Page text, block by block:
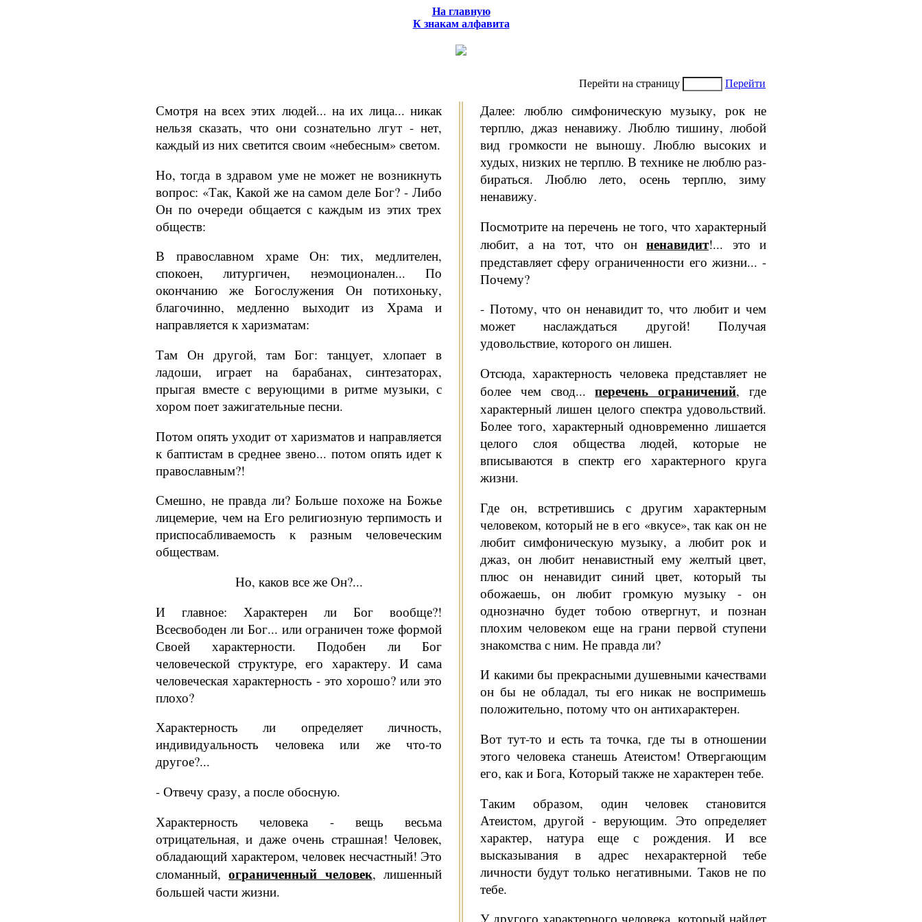
На главную
К знакам алфавита
Перейти на страницу Перейти
Смотря на всех этих людей... на их ли­ца... никак
нельзя сказать, что они соз­нательно лгут - нет,
каждый из них све­тится своим «небесным» светом.
Но, тогда в здравом уме не может не возникнуть
вопрос: «Так, Какой же на самом деле Бог? - Либо
Он по очереди общается с каждым из этих трех
об­ществ:
В православном храме Он: тих, медли­телен,
спокоен, литургичен, неэмоциона­лен... По
окончанию же Богослужения Он потихоньку,
благочинно, медленно выходит из Храма и
направляется к харизматам:
Там Он другой, там Бог: танцует, хло­пает в
ладоши, играет на барабанах, синтезаторах,
прыгая вместе с верующи­ми в ритме музыки, с
хором поет за­жигательные песни.
Потом опять уходит от харизматов и направляется
к баптистам в среднее звено... потом опять идет к
православ­ным?!
Смешно, не правда ли? Больше похоже на Божье
лицемерие, чем на Его ре­лигиозную терпимость и
приспосабли­ваемость к разным человеческим
общес­твам.
Но, каков все же Он?...
И главное: Характерен ли Бог вооб­ще?!
Всесвободен ли Бог... или ограни­чен тоже формой
Своей характерности. Подобен ли Бог
человеческой структуре, его характеру. И сама
человеческая ха­рактерность - это хорошо? или это
плохо?
Характерность ли определяет лич­ность,
индивидуальность человека или же что-то
другое?...
- Отвечу сразу, а после обосную.
Характерность человека - вещь весьма
отрицательная, и даже очень страшная! Человек,
обладающий характером, чело­век несчастный! Это
сломанный,огра­ниченный человек, лишенный
боль­шей части жизни.
Далее: люблю симфоническую музыку, рок не
терплю, джаз ненавижу. Люблю тишину, любой
вид громкости не вы­ношу. Люблю высоких и
худых, низких не терплю. В технике не люблю раз­
бираться. Люблю лето, осень терплю, зи­му
ненавижу.
Посмотрите на перечень не того, что характерный
любит, а на тот, что он ненавидит!... это и
представляет сферу ограниченности его жизни... -
Почему?
- Потому, что он ненавидит то, что лю­бит и чем
может наслаждаться другой! Получая
удовольствие, которого он ли­шен.
Отсюда, характерность человека пред­ставляет не
более чем свод...перечень ограничений, где
характерный лишен целого спектра удовольствий.
Более того, характерный одновременно лишается
целого слоя общества людей, которые не
вписываются в спектр его характерного круга
жизни.
Где он, встретившись с другим харак­терным
человеком, который не в его «вкусе», так как он не
любит сим­фоническую музыку, а любит рок и
джаз, он любит ненавистный ему желтый цвет,
плюс он ненавидит синий цвет, который ты
обожаешь, он любит громкую музыку - он
однозначно будет тобою отвергнут, и познан
плохим человеком еще на грани первой ступени
знакомства с ним. Не правда ли?
И какими бы прекрасными душевны­ми качествами
он бы не обладал, ты его никак не воспримешь
положительно, по­тому что он антихарактерен.
Вот тут-то и есть та точка, где ты в отношении
этого человека станешь Ате­истом! Отвергающим
его, как и Бога, Который также не характерен тебе.
Таким образом, один человек стано­вится
Атеистом, другой - верующим. Это определяет
характер, натура еще с рож­дения. И все
высказывания в адрес не­характерной тебе
личности будут только негативными. Таков не по
тебе.
У другого характерного человека, кото­рый найдет